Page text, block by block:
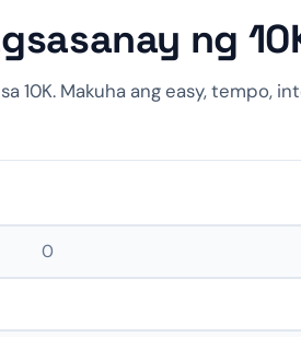
ng
10K. Makuha ang easy, tempo,